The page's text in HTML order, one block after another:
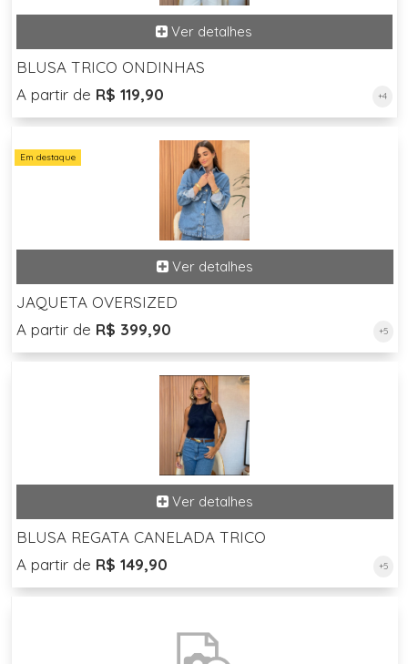
BLUSA TRICO ONDINHAS
A partir de R$ 119,90 +4
Em destaque
JAQUETA OVERSIZED
A partir de R$ 399,90 +5
BLUSA REGATA CANELADA TRICO
A partir de R$ 149,90 +5